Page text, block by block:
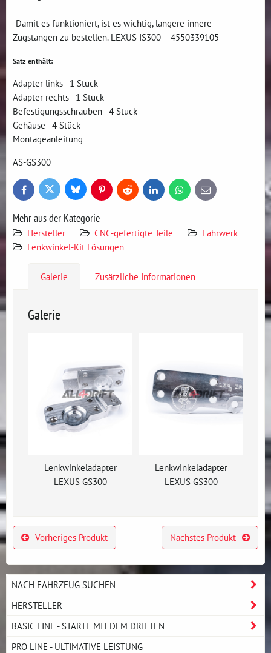
-Damit es funktioniert, ist es wichtig, längere innere
Zugstangen zu bestellen. LEXUS IS300 – 4550339105
Satz enthält:
Adapter links - 1 Stück
Adapter rechts - 1 Stück
Befestigungsschrauben - 4 Stück
Gehäuse - 4 Stück
Montageanleitung
AS-GS300
FacebookTwitter BlueskyPinterestReddit LinkedInWhatsApp
E-
mail
Mehr aus der Kategorie
Hersteller CNC-gefertigte Teile
Fahrwerk
Lenkwinkel-Kit Lösungen
Galerie Zusätzliche Informationen
Galerie
Lenkwinkeladapter
LEXUS GS300
Lenkwinkeladapter
LEXUS GS300
Vorheriges Produkt Nächstes Produkt
NACH FAHRZEUG SUCHEN
HERSTELLER
BASIC LINE - STARTE MIT DEM DRIFTEN
PRO LINE - ULTIMATIVE LEISTUNG